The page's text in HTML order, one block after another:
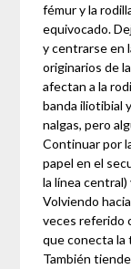
fémur y la
equivocado.
y centrarse en
originarios de
afectan a la
banda iliotibial
nalgas, pero
Continuar por
papel en el
la línea
Volviendo
veces referido
que conecta la
También